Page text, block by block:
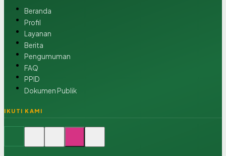
Beranda
Profil
Layanan
Berita
Pengumuman
FAQ
PPID
Dokumen Publik
IKUTI KAMI